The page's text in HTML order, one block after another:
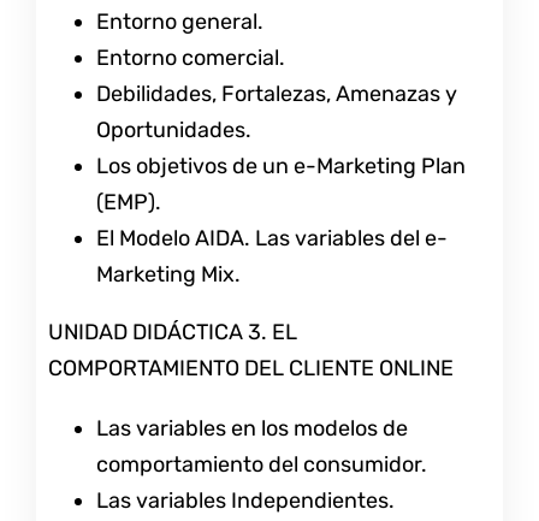
Entorno general.
Entorno comercial.
Debilidades, Fortalezas, Amenazas y
Oportunidades.
Los objetivos de un e-Marketing Plan
(EMP).
El Modelo AIDA. Las variables del e-
Marketing Mix.
UNIDAD DIDÁCTICA 3. EL
COMPORTAMIENTO DEL CLIENTE ONLINE
Las variables en los modelos de
comportamiento del consumidor.
Las variables Independientes.